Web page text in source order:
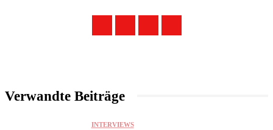
Verwandte Beiträge
INTERVIEWS